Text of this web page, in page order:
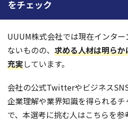
をチェック
UUUM株式会社では現在インタ
ないものの、 求める人材は明ら
充実しています。
会社の公式Twitterやビジネス
企業理解や業界知識を得られる
で、本選考に挑む人はこちらを参